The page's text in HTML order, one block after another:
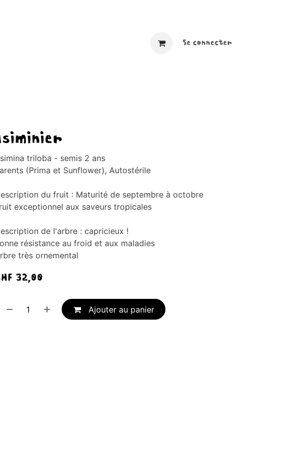
Se connecter
triloba - semis 2 ans
(Prima et Sunflower), Autostérile
du fruit : Maturité de septembre à octobre
exceptionnel aux saveurs tropicales
de l'arbre : capricieux !
résistance au froid et aux maladies
très ornemental
32,00
Ajouter au panier